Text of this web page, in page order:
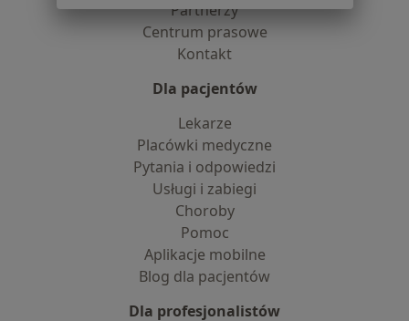
Partnerzy
Centrum prasowe
Kontakt
Dla pacjentów
Lekarze
Placówki medyczne
Pytania i odpowiedzi
Usługi i zabiegi
Choroby
Pomoc
Aplikacje mobilne
Blog dla pacjentów
Dla profesjonalistów